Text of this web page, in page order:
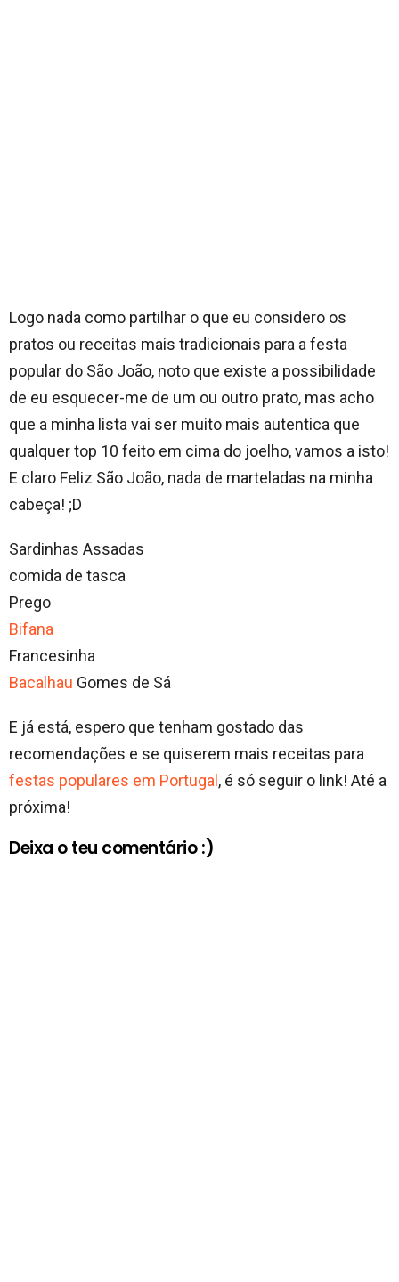
Logo nada como partilhar o que eu considero os
pratos ou receitas mais tradicionais para a festa
popular do São João, noto que existe a possibilidade
de eu esquecer-me de um ou outro prato, mas acho
que a minha lista vai ser muito mais autentica que
qualquer top 10 feito em cima do joelho, vamos a isto!
E claro Feliz São João, nada de marteladas na minha
cabeça! ;D
Sardinhas Assadas
comida de tasca
Prego
Bifana
Francesinha
Bacalhau Gomes de Sá
E já está, espero que tenham gostado das
recomendações e se quiserem mais receitas para
festas populares em Portugal, é só seguir o link! Até a
próxima!
Deixa o teu comentário :)